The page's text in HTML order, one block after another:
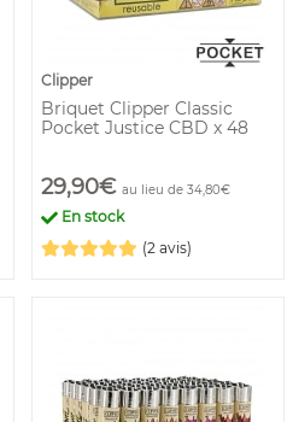
Clipper
Briquet Clipper Classic
Pocket Justice CBD x 48
29,90€ au lieu de 34,80€
En stock
(2 avis)